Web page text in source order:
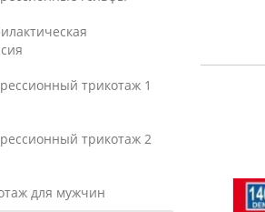
трикотаж 1
трикотаж 2
для мужчин